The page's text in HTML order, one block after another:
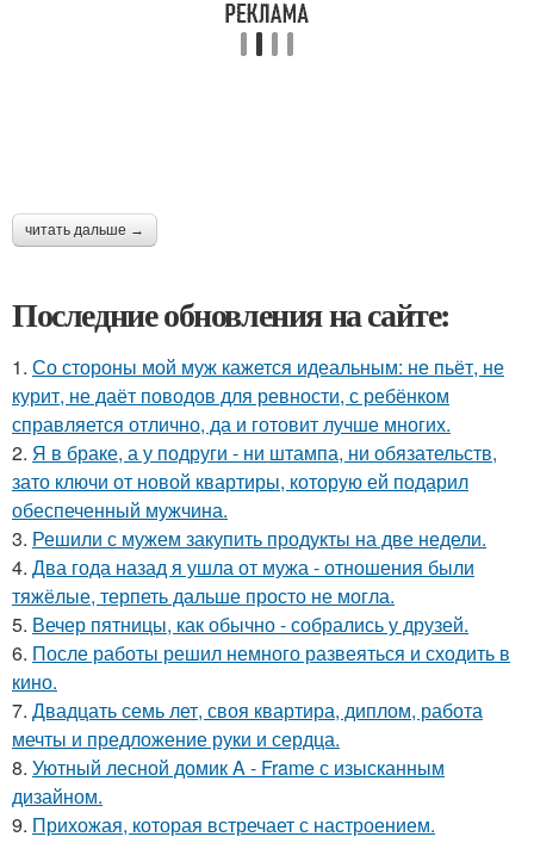
читать дальше →
Последние обновления на сайте:
1. Со стороны мой муж кажется идеальным: не пьёт, не
курит, не даёт поводов для ревности, с ребёнком
справляется отлично, да и готовит лучше многих.
2. Я в браке, а у подруги - ни штампа, ни обязательств,
зато ключи от новой квартиры, которую ей подарил
обеспеченный мужчина.
3. Решили с мужем закупить продукты на две недели.
4. Два года назад я ушла от мужа - отношения были
тяжёлые, терпеть дальше просто не могла.
5. Вечер пятницы, как обычно - собрались у друзей.
6. После работы решил немного развеяться и сходить в
кино.
7. Двадцать семь лет, своя квартира, диплом, работа
мечты и предложение руки и сердца.
8. Уютный лесной домик A - Frame с изысканным
дизайном.
9. Прихожая, которая встречает с настроением.